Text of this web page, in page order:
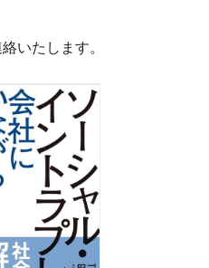
いたします。